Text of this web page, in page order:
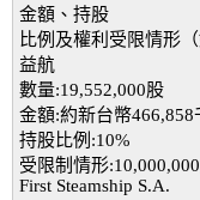
金額、持股
比例及權利受限情形
益航
數量:19,552,000股
金額:約新台幣466,858
持股比例:10%
受限制情形
First Steamship S.A.